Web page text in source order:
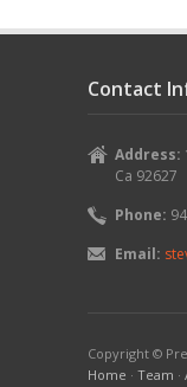
Contact
Address:
Ca 92627
Phone:
Email:
Copyright ©
Home · Team ·